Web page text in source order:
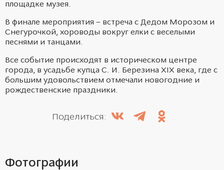
площадке музея.
В финале мероприятия – встреча с Дедом Морозом и
Снегурочкой, хороводы вокруг елки с веселыми
песнями и танцами.
Все событие происходят в историческом центре
города, в усадьбе купца С. И. Березина XIX века, где с
большим удовольствием отмечали новогодние и
рождественские праздники.
Поделиться:
Фотографии